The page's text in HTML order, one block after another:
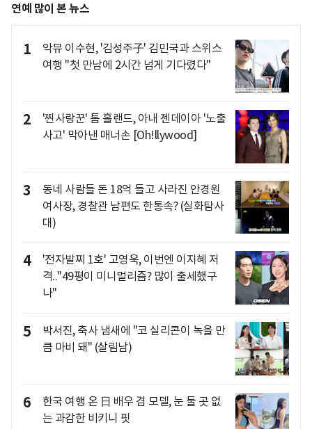
연예 많이 본 뉴스
1
악뮤 이수현, '김성주子' 김민국과 스위스
여행 "첫 만남에 2시간 넘게 기다렸다"
2
'찐사랑꾼' 톰 홀랜드, 아내 젠데이아 '노출
사고' 막아낸 매너손 [Oh!llywood]
3
동네 사람들 돈 18억 들고 사라진 안경원
여사장, 경찰관 남편도 한통속? (실화탐사
대)
4
'전자발찌 1호' 고영욱, 이번엔 이지혜 저
격.."49평이 미니멀리즘? 많이 출세했구
나"
5
박서진, 축사 냄새에 "코 실리콘이 녹을 만
큼 마비 돼" (살림남)
6
한국 여행 온 日 배우 겸 모델, 눈 둘 곳 없
는 과감한 비키니 핏